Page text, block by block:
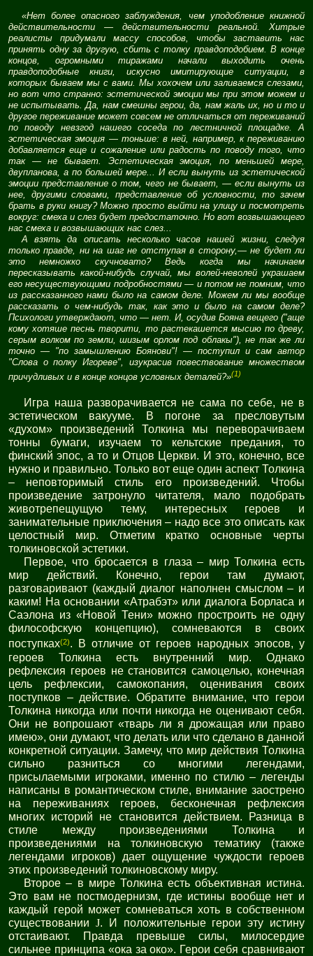
«Нет более опасного заблуждения, чем уподобление книжной
действительности — действительности реальной. Хитрые
реалисты придумали массу способов, чтобы заставить нас
принять одну за другую, сбить с толку правдоподобием. В конце
концов, огромными тиражами начали выходить очень
правдоподобные книги, искусно имитирующие ситуации, в
которых бываем мы с вами. Мы хохочем или заливаемся слезами,
но вот что странно: эстетической эмоции мы при этом можем и
не испытывать. Да, нам смешны герои, да, нам жаль их, но и то и
другое переживание может совсем не отличаться от переживаний
по поводу невзгод нашего соседа по лестничной площадке. А
эстетическая эмоция — тоньше: в ней, например, к переживанию
добавляется еще и сожаление или радость по поводу того, что
так — не бывает. Эстетическая эмоция, по меньшей мере,
двупланова, а по большей мере... И если вынуть из эстетической
эмоции представление о том, чего не бывает, — если вынуть из
нее, другими словами, представление об условности, то зачем
брать в руки книгу? Можно просто выйти на улицу и посмотреть
вокруг: смеха и слез будет предостаточно. Но вот возвышающего
нас смеха и возвышающих нас слез...
А взять да описать несколько часов нашей жизни, следуя
только правде, ни на шаг не отступая в сторону,— не будет ли
это немножко скучновато? Ведь когда мы начинаем
пересказывать какой-нибудь случай, мы волей-неволей украшаем
его несуществующими подробностями — и потом не помним, что
из рассказанного нами было на самом деле. Можем ли мы вообще
рассказать о чем-нибудь так, как это и было на самом деле?
Психологи утверждают, что — нет. И, осудив Бояна вещего ("аще
кому хотяше песнь творити, то растекашется мысию по древу,
серым волком по земли, шизым орлом под облакы"), не так же ли
точно — "по замышлению Боянови"! — поступил и сам автор
"Слова о полку Игореве", изукрасив повествование множеством
причудливых и в конце концов условных деталей?»(1)
Игра наша разворачивается не сама по себе, не в
эстетическом вакууме. В погоне за пресловутым
«духом» произведений Толкина мы переворачиваем
тонны бумаги, изучаем то кельтские предания, то
финский эпос, а то и Отцов Церкви. И это, конечно, все
нужно и правильно. Только вот еще один аспект Толкина
– неповторимый стиль его произведений. Чтобы
произведение затронуло читателя, мало подобрать
животрепещущую тему, интересных героев и
занимательные приключения – надо все это описать как
целостный мир. Отметим кратко основные черты
толкиновской эстетики.
Первое, что бросается в глаза – мир Толкина есть
мир действий. Конечно, герои там думают,
разговаривают (каждый диалог наполнен смыслом – и
каким! На основании «Атрабэт» или диалога Борласа и
Саэлона из «Новой Тени» можно простроить не одну
философскую концепцию), сомневаются в своих
поступках(2). В отличие от героев народных эпосов, у
героев Толкина есть внутренний мир. Однако
рефлексия героев не становится самоцелью, конечная
цель рефлексии, самокопания, оценивания своих
поступков – действие. Обратите внимание, что герои
Толкина никогда или почти никогда не оценивают себя.
Они не вопрошают «тварь ли я дрожащая или право
имею», они думают, что делать или что сделано в данной
конкретной ситуации. Замечу, что мир действия Толкина
сильно разниться со многими легендами,
присылаемыми игроками, именно по стилю – легенды
написаны в романтическом стиле, внимание заострено
на переживаниях героев, бесконечная рефлексия
многих историй не становится действием. Разница в
стиле между произведениями Толкина и
произведениями на толкиновскую тематику (также
легендами игроков) дает ощущение чуждости героев
этих произведений толкиновскому миру.
Второе – в мире Толкина есть объективная истина.
Это вам не постмодернизм, где истины вообще нет и
каждый герой может сомневаться хоть в собственном
существовании J. И положительные герои эту истину
отстаивают. Правда превыше силы, милосердие
сильнее принципа «ока за око». Герои себя сравнивают